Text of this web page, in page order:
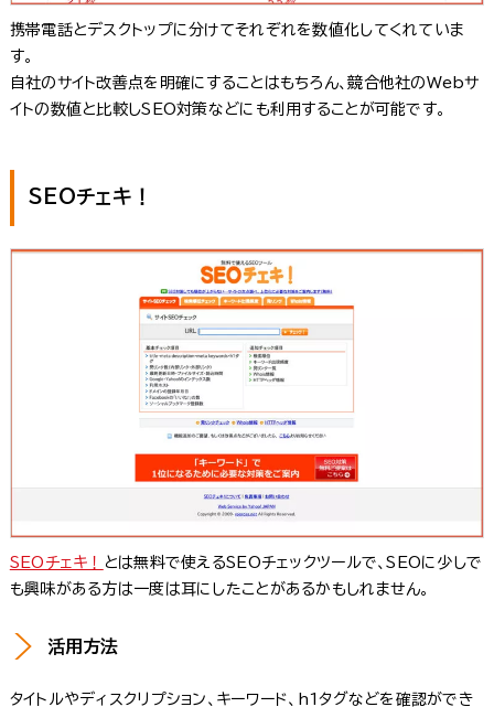
携帯電話とデスクトップに分けてそれぞれを数値化してくれていま
す。
自社のサイト改善点を明確にすることはもちろん、競合他社のWebサ
イトの数値と比較しSEO対策などにも利用することが可能です。
SEOチェキ！
SEOチェキ！
とは無料で使えるSEOチェックツールで、SEOに少しで
も興味がある方は一度は耳にしたことがあるかもしれません。
活用方法
タイトルやディスクリプション、キーワード、h1タグなどを確認ができ